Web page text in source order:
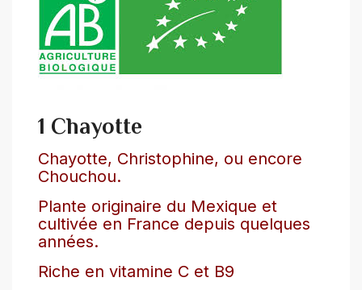
1 Chayotte
Chayotte, Christophine, ou encore
Chouchou.
Plante originaire du Mexique et
cultivée en France depuis quelques
années.
Riche en vitamine C et B9